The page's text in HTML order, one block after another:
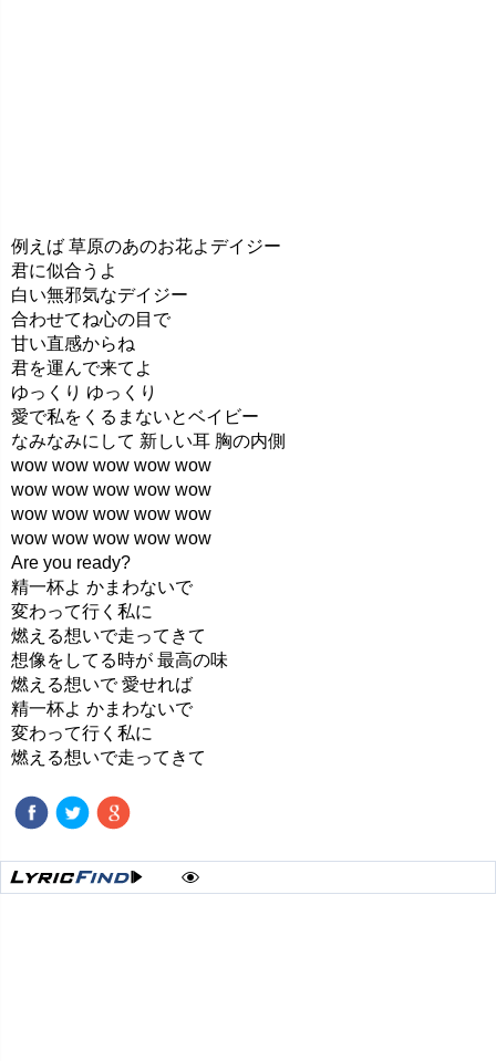
例えば 草原のあのお花よデイジー
君に似合うよ
白い無邪気なデイジー
合わせてね心の目で
甘い直感からね
君を運んで来てよ
ゆっくり ゆっくり
愛で私をくるまないとベイビー
なみなみにして 新しい耳 胸の内側
wow wow wow wow wow
wow wow wow wow wow
wow wow wow wow wow
wow wow wow wow wow
Are you ready?
精一杯よ かまわないで
変わって行く私に
燃える想いで走ってきて
想像をしてる時が 最高の味
燃える想いで 愛せれば
精一杯よ かまわないで
変わって行く私に
燃える想いで走ってきて